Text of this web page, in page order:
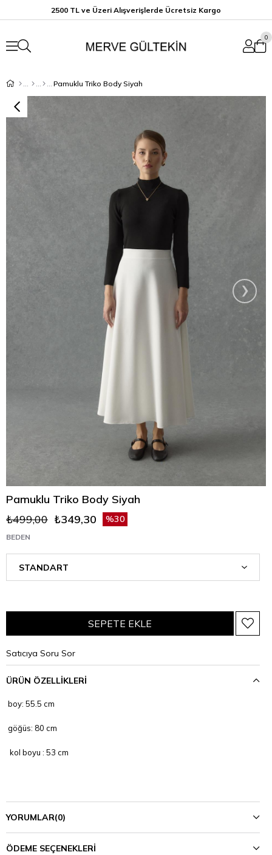
2500 TL ve Üzeri Alışverişlerde Ücretsiz Kargo
0
Pamuklu Triko Body Siyah
›
Pamuklu Triko Body Siyah
₺499,00 ₺349,30 30
BEDEN
Satıcıya Soru Sor
ÜRÜN ÖZELLIKLERI
boy: 55.5 cm
göğüs: 80 cm
kol boyu : 53 cm
YORUMLAR(0)
ÖDEME SEÇENEKLERI